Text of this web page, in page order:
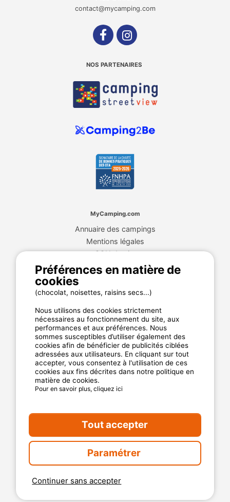
contact@mycamping.com
NOS PARTENAIRES
MyCamping.com
Annuaire des campings
Mentions légales
CGU du site
Plan de site
Charte de confidentialité
La garantie MyCamping.com
Un paiement 100% sécurisé
Un service client disponible et dédié
Les meilleurs établissements référencés
Des avis clients authentiques
2026 Mycamping. All rights reserved. All media and pictures
Continuer sans accepter
Préférences en matière de
cookies
(chocolat, noisettes, raisins secs...)
Nous utilisons des cookies strictement
nécessaires au fonctionnement du site, aux
performances et aux préférences. Nous
sommes susceptibles d’utiliser également des
cookies afin de bénéficier de publicités ciblées
adressées aux utilisateurs. En cliquant sur tout
accepter, vous consentez à l'utilisation de ces
cookies aux fins décrites dans notre politique en
matière de cookies.
Pour en savoir plus, cliquez ici
Tout accepter
Paramétrer